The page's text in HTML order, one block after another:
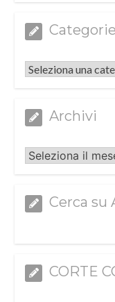
Categorie
Categorie
Archivi
Archivi
Cerca
CORTE